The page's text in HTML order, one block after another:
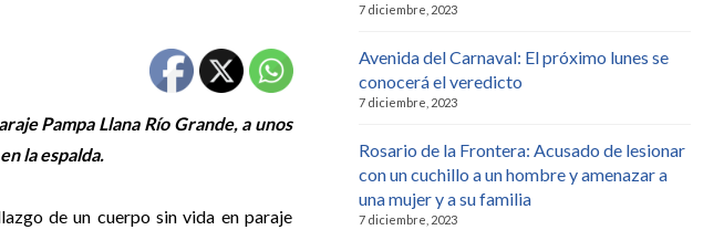
Pampa Llana Río Grande, a unos
la espalda.
de un cuerpo sin vida en paraje
7 diciembre, 2023
Avenida del Carnaval: El próximo lunes se
conocerá el veredicto
7 diciembre, 2023
Rosario de la Frontera: Acusado de lesionar
con un cuchillo a un hombre y amenazar a
una mujer y a su familia
7 diciembre, 2023